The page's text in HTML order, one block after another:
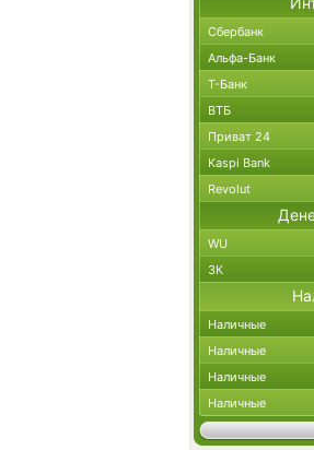
Сбербанк
Альфа-Банк
Т-Банк
ВТБ
Приват 24
Kaspi Bank
Revolut
WU
ЗК
Наличные
Наличные
Наличные
Наличные